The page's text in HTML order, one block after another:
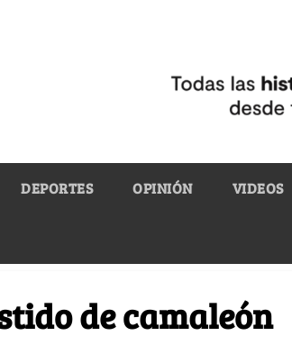
DEPORTES OPINIÓN VIDEOS
de camaleón